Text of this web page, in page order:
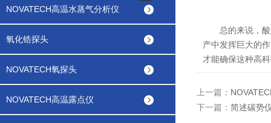
NOVATECH高温水蒸气分析仪
氧化锆探头
NOVATECH氧探头
NOVATECH高温露点仪
总的来说，酸
产中发挥巨大的
才能确保这种高
上一篇：
下一篇： 简述碳势